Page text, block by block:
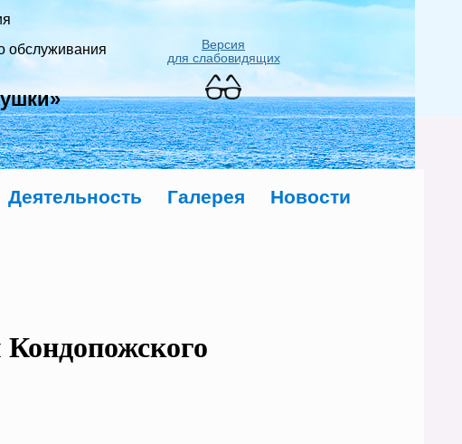
обслуживания
Версия
для слабовидящих
Деятельность Галерея Новости
Кондопожского